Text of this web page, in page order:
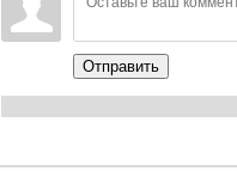
Отправить